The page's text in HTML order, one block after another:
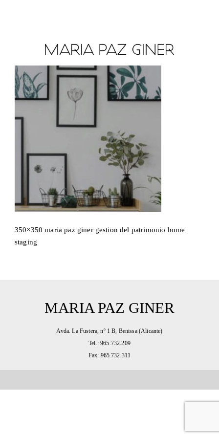
350×350 maria paz giner gestion del patrimonio home
staging
MARIA PAZ GINER
Avda. La Fustera, nº 1 B, Benissa (Alicante)
Tel.: 965.732.209
Fax: 965.732.311